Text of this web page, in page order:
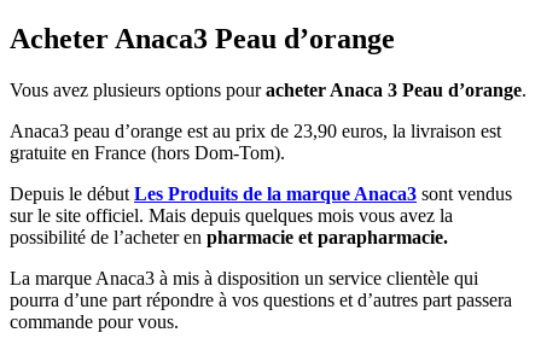
Acheter Anaca3 Peau d’orange
Vous avez plusieurs options pouracheter Anaca 3 Peau d’orange.
Anaca3 peau d’orange est au prix de 23,90 euros, la livraison est
gratuite en France (hors Dom-Tom).
Depuis le début Les Produits de la marque Anaca3 sont vendus
sur le site officiel. Mais depuis quelques mois vous avez la
possibilité de l’acheter en pharmacie et parapharmacie.
La marque Anaca3 à mis à disposition un service clientèle qui
pourra d’une part répondre à vos questions et d’autres part passera
commande pour vous.